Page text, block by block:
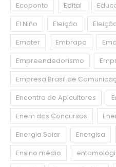
Ecoponto
Edital
El Niño
Eleição
Emater
Embrapa
Empreendedorismo
Empresa Brasil de
Encontro de Apicultores
Enem dos Concursos
Energia Solar
Energisa
Ensino médio